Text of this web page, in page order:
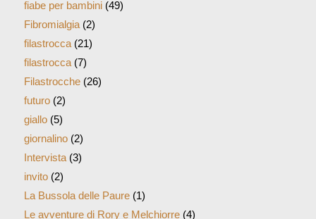
fiabe per bambini(49)
Fibromialgia(2)
filastrocca(21)
filastrocca(7)
Filastrocche(26)
futuro(2)
giallo(5)
giornalino(2)
Intervista(3)
invito(2)
La Bussola delle Paure(1)
Le avventure di Rory e Melchiorre(4)